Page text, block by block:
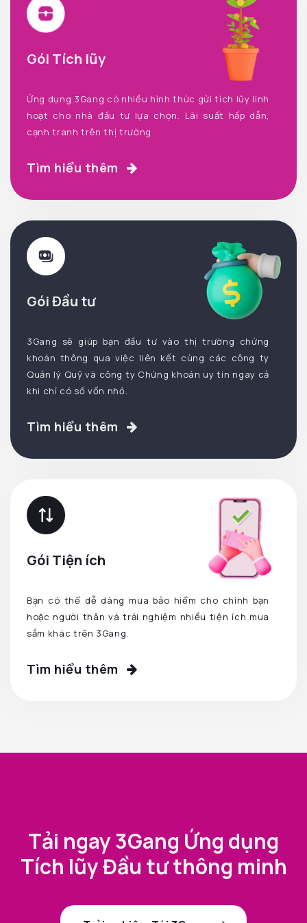
Gói Tích lũy
Ứng dụng 3Gang có nhiều hình thức gửi tích lũy linh
hoạt cho nhà đầu tư lựa chọn. Lãi suất hấp dẫn,
cạnh tranh trên thị trường
Tìm hiểu thêm
Gói Đầu tư
3Gang sẽ giúp bạn đầu tư vào thị trường chứng
khoán thông qua việc liên kết cùng các công ty
Quản lý Quỹ và công ty Chứng khoán uy tín ngay cả
khi chỉ có số vốn nhỏ.
Tìm hiểu thêm
Gói Tiện ích
Bạn có thể dễ dàng mua bảo hiểm cho chính bạn
hoặc người thân và trải nghiệm nhiều tiện ích mua
sắm khác trên 3Gang.
Tìm hiểu thêm
Tải ngay 3Gang Ứng dụng
Tích lũy Đầu tư thông minh